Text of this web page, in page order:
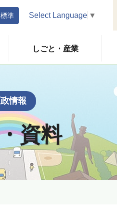
しごと・産業
標準 Select Language ▼
情報
資料